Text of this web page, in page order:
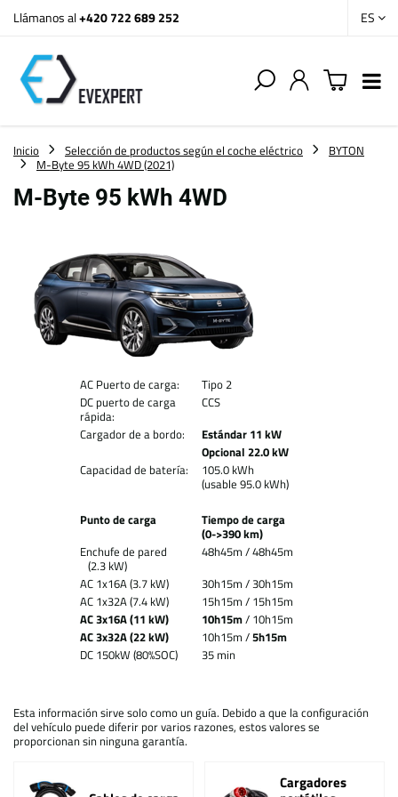
Llámanos al+420 722 689 252 ES
Inicio Selección de productos según el coche eléctrico
BYTON
M-Byte 95 kWh 4WD (2021)
M-Byte 95 kWh 4WD
AC Puerto de carga:
Tipo 2
DC puerto de carga
rápida:
CCS
Cargador de a bordo:
Estándar 11 kW
Opcional 22.0 kW
Capacidad de batería:
105.0 kWh
(usable 95.0 kWh)
Punto de carga
Tiempo de carga
(0->390 km)
Enchufe de pared
(2.3 kW)
48h45m / 48h45m
AC 1x16A (3.7 kW)
30h15m / 30h15m
AC 1x32A (7.4 kW)
15h15m / 15h15m
AC 3x16A (11 kW)
10h15m/ 10h15m
AC 3x32A (22 kW)
10h15m /5h15m
DC 150kW (80%SOC)
35 min
Esta información sirve solo como un guía. Debido a que la configuración
del vehículo puede diferir por varios razones, estos valores se
proporcionan sin ninguna garantía.
Cargadores